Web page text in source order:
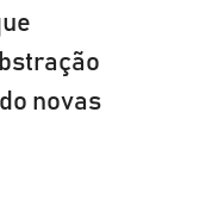
novas